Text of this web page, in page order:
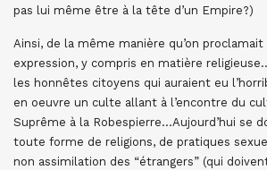
pas lui même être à la tête d’un Empire?)
Ainsi, de la même manière qu’on
expression, y compris en matière
les honnêtes citoyens qui auraient eu
en oeuvre un culte allant à l’encontre du
Suprême à la Robespierre…Aujourd’hui se
toute forme de religions, de pratiques
non assimilation des “étrangers” (qui